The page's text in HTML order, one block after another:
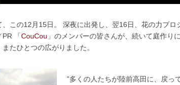
、この12月15日。 深夜に出発し、翌16日、花の力プ
PR 「CouCou 」のメンバーの皆さんが、続いて庭作り
またひとつの広がりました。
”多くの人たちが陸前高田に、戻っ